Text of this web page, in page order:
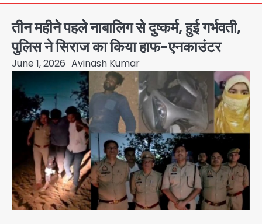
तीन महीने पहले नाबालिग से दुष्कर्म, हुई गर्भवती,
पुलिस ने सिराज का किया हाफ-एनकाउंटर
June 1, 2026 Avinash Kumar